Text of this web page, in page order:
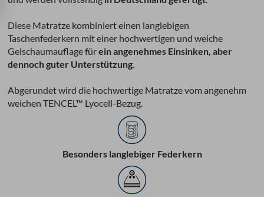
Diese Matratze kombiniert einen langlebigen
Taschenfederkern mit einer hochwertigen und weiche
Gelschaumauflage fürein angenehmes Einsinken, aber
dennoch guter Unterstützung.
Abgerundet wird die hochwertige Matratze vom angenehm
weichen TENCEL™ Lyocell-Bezug.
Besonders langlebiger Federkern